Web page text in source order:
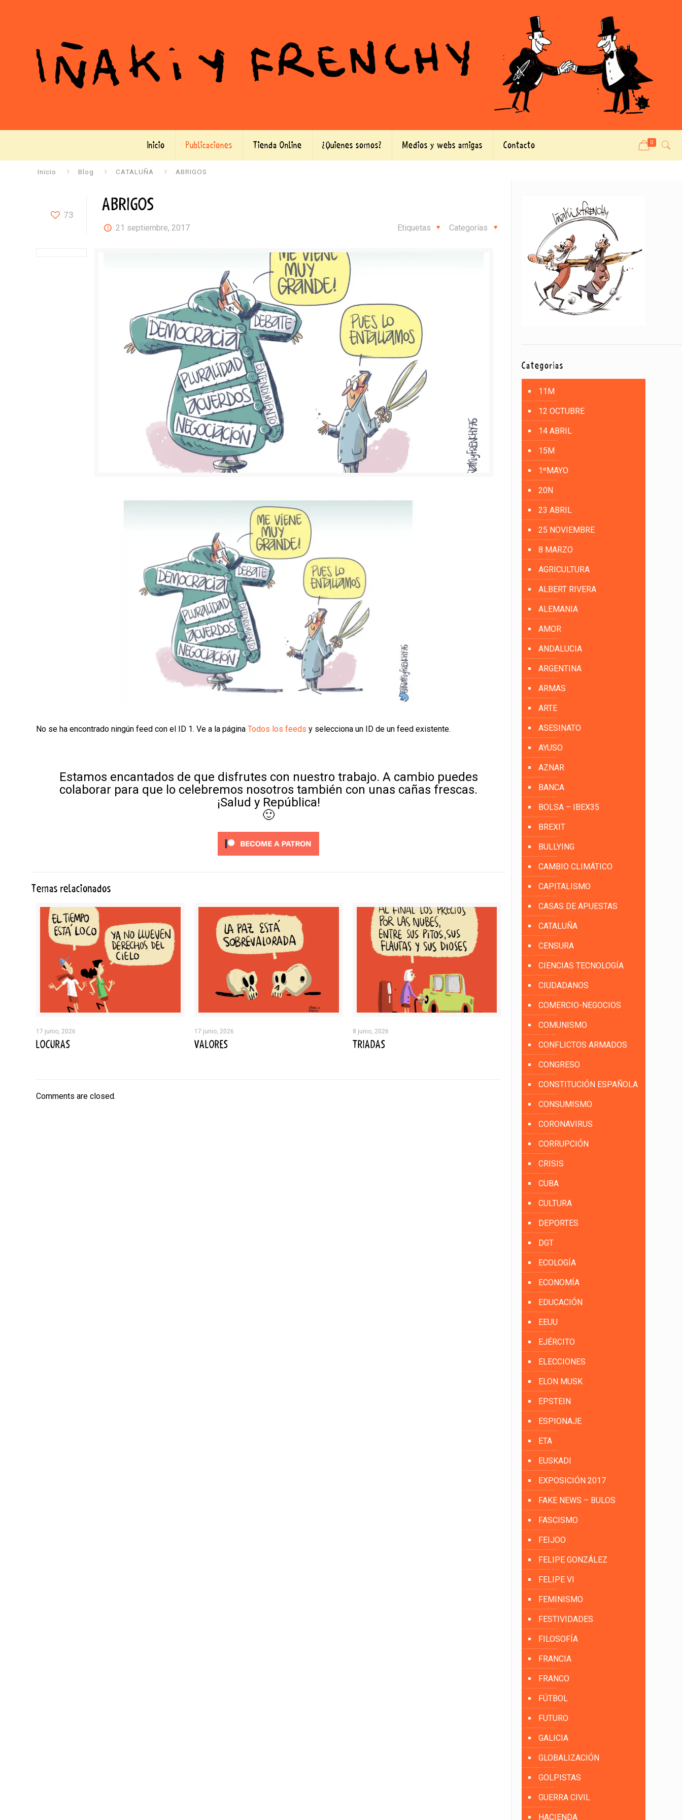
Inicio Publicaciones Tienda Online ¿Quienes somos? Medios y webs amigas Contacto 0
Inicio Blog CATALUÑA ABRIGOS
73 ABRIGOS
21 septiembre, 2017 Categorías
Etiquetas
No se ha encontrado ningún feed con el ID 1. Ve a la páginaTodos los feeds y selecciona un ID de un feed existente.
Estamos encantados de que disfrutes con nuestro trabajo. A cambio puedes
colaborar para que lo celebremos nosotros también con unas cañas frescas.
¡Salud y República!
🙂
Temas relacionados
17 junio, 2026
LOCURAS
17 junio, 2026
VALORES
8 junio, 2026
TRIADAS
Comments are closed.
Categorías
11M
12 OCTUBRE
14 ABRIL
15M
1ºMAYO
20N
23 ABRIL
25 NOVIEMBRE
8 MARZO
AGRICULTURA
ALBERT RIVERA
ALEMANIA
AMOR
ANDALUCIA
ARGENTINA
ARMAS
ARTE
ASESINATO
AYUSO
AZNAR
BANCA
BOLSA – IBEX35
BREXIT
BULLYING
CAMBIO CLIMÁTICO
CAPITALISMO
CASAS DE APUESTAS
CATALUÑA
CENSURA
CIENCIAS TECNOLOGÍA
CIUDADANOS
COMERCIO-NEGOCIOS
COMUNISMO
CONFLICTOS ARMADOS
CONGRESO
CONSTITUCIÓN ESPAÑOLA
CONSUMISMO
CORONAVIRUS
CORRUPCIÓN
CRISIS
CUBA
CULTURA
DEPORTES
DGT
ECOLOGÍA
ECONOMÍA
EDUCACIÓN
EEUU
EJÉRCITO
ELECCIONES
ELON MUSK
EPSTEIN
ESPIONAJE
ETA
EUSKADI
EXPOSICIÓN 2017
FAKE NEWS – BULOS
FASCISMO
FEIJOO
FELIPE GONZÁLEZ
FELIPE VI
FEMINISMO
FESTIVIDADES
FILOSOFÍA
FRANCIA
FRANCO
FÚTBOL
FUTURO
GALICIA
GLOBALIZACIÓN
GOLPISTAS
GUERRA CIVIL
HACIENDA